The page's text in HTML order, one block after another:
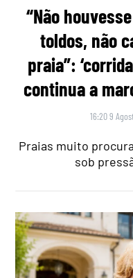
“Não
toldos, não
praia”:
continua a
16:20 9
Praias muito
sob